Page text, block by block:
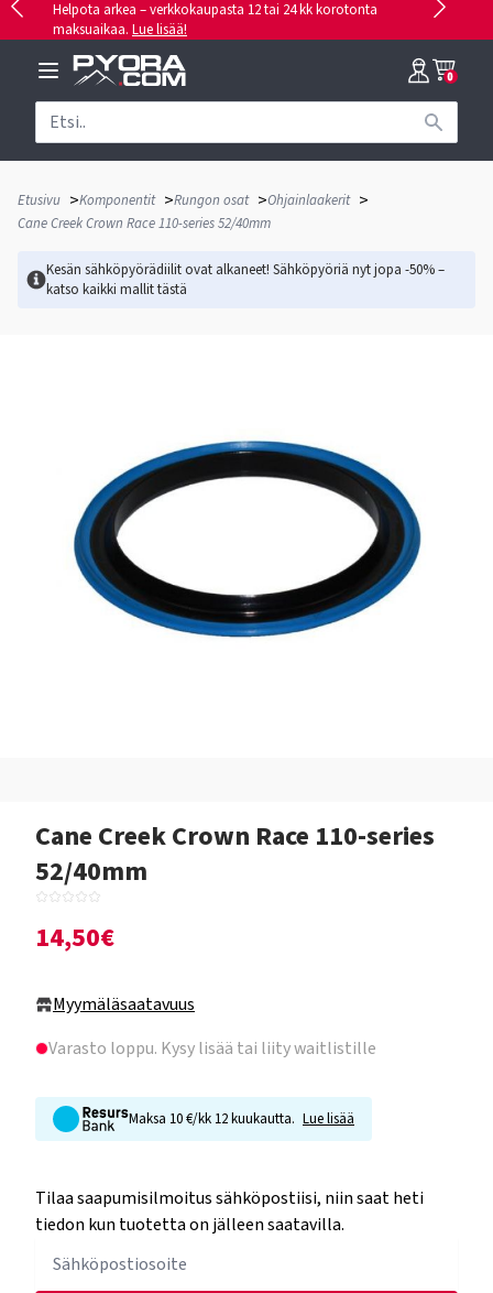
Helpota arkea – verkkokaupasta 12 tai 24 kk korotonta
maksuaikaa. Lue lisää!
0
Etusivu >Komponentit >Rungon osat >Ohjainlaakerit >
Cane Creek Crown Race 110-series 52/40mm
Kesän sähköpyörädiilit ovat alkaneet! Sähköpyöriä nyt jopa -50% –
katso kaikki mallittästä
Cane Creek Crown Race 110-series
52/40mm
14,50€
Myymäläsaatavuus
Varasto loppu. Kysy lisää tai liity waitlistille
Maksa 10 €/kk 12 kuukautta. Lue lisää
Tilaa saapumisilmoitus sähköpostiisi, niin saat heti
tiedon kun tuotetta on jälleen saatavilla.